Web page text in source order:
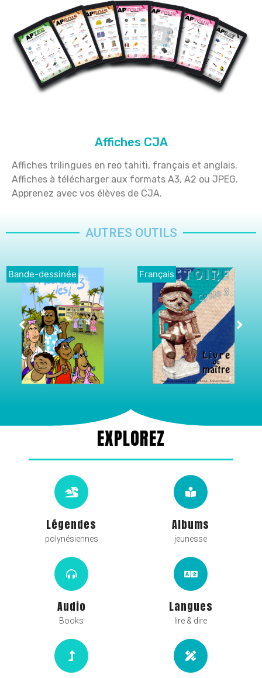
Affiches CJA
Affiches trilingues en reo tahiti, français et anglais.
Affiches à télécharger aux formats A3, A2 ou JPEG.
Apprenez avec vos élèves de CJA.
AUTRES OUTILS
Bande-dessinée Français
EXPLOREZ
Légendes
polynésiennes
Albums
jeunesse
Audio
Books
Langues
lire & dire